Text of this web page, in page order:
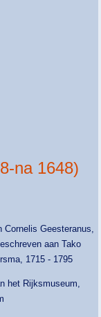
na 1648)
Cornelis Geesteranus,
aan Tako
1715 - 1795
het Rijksmuseum,